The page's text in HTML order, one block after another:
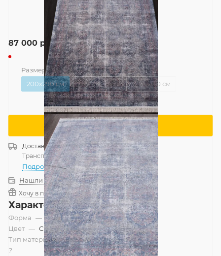
87 000 руб.
Размер — 200x290 см
200x290 см
240x340 см 300x400 см
Сообщить о поступлении
ДоставкаРоссия
Транспортной компанией—бесплатно
Подробнее
Нашли дешевле?
Хочу в подарок
Характеристики
Форма — Прямоугольник
Цвет — Синий
Тип материала
?